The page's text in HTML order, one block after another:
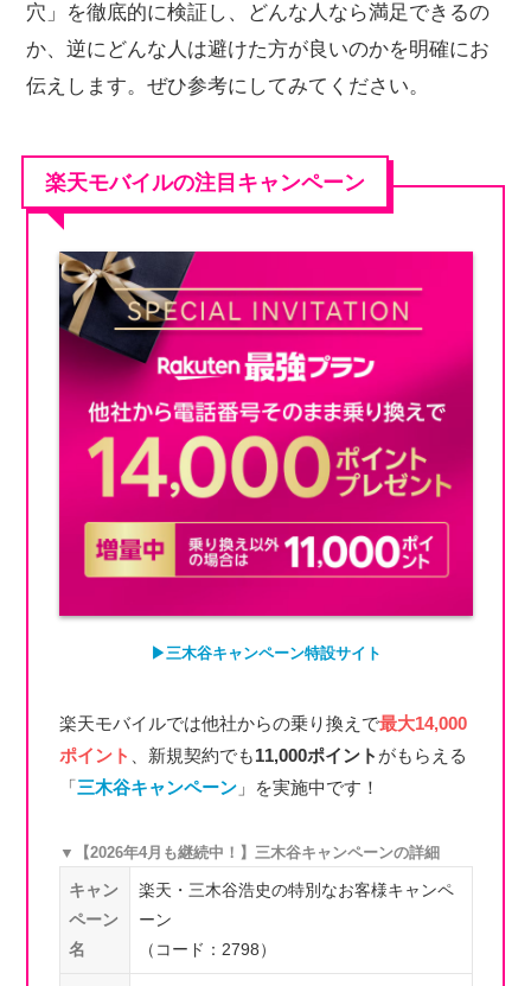
穴」を徹底的に検証し、どんな人なら満足できるの
か、逆にどんな人は避けた方が良いのかを明確にお
伝えします。ぜひ参考にしてみてください。
楽天モバイルの注目キャンペーン
▶︎三木谷キャンペーン特設サイト
楽天モバイルでは他社からの乗り換えで最大14,000
ポイント
、新規契約でも11,000ポイント がもらえる
「三木谷キャンペーン」を実施中です！
▼【2026年4月も継続中！】三木谷キャンペーンの詳細
キャン
ペーン
名
楽天・三木谷浩史の特別なお客様キャンペ
ーン
（コード：2798）